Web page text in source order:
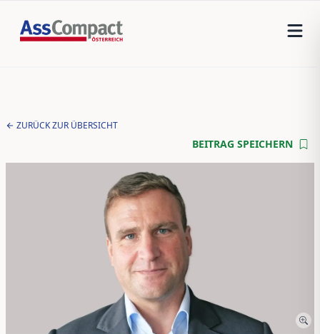
ZURÜCK ZUR ÜBERSICHT
BEITRAG SPEICHERN